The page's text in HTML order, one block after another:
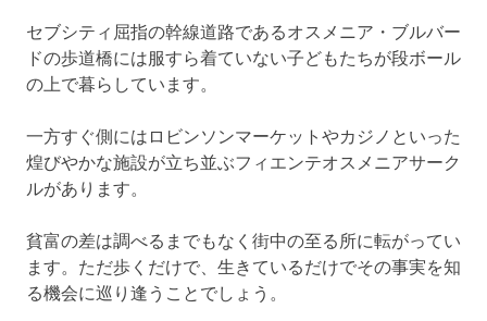
セブシティ屈指の幹線道路であるオスメニア・ブルバー
ドの歩道橋には服すら着ていない子どもたちが段ボール
の上で暮らしています。
一方すぐ側にはロビンソンマーケットやカジノといった
煌びやかな施設が立ち並ぶフィエンテオスメニアサーク
ルがあります。
貧富の差は調べるまでもなく街中の至る所に転がってい
ます。ただ歩くだけで、生きているだけでその事実を知
る機会に巡り逢うことでしょう。